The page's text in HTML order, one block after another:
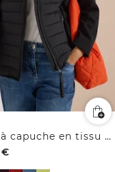
Veste à capuche en tissu Scuba et matières mélangées
€